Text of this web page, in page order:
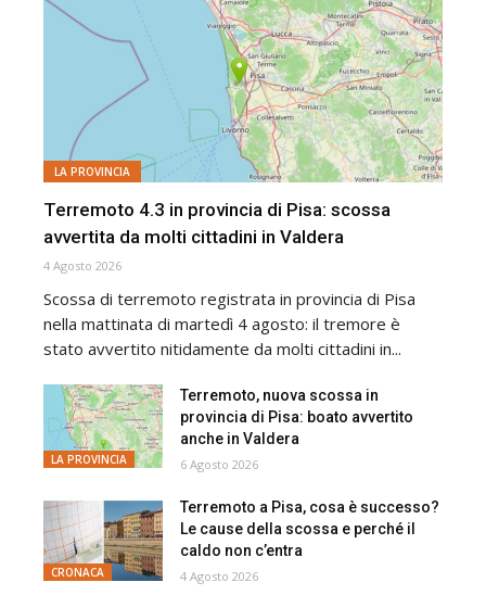
LA PROVINCIA
Terremoto 4.3 in provincia di Pisa: scossa
avvertita da molti cittadini in Valdera
4 Agosto 2026
Scossa di terremoto registrata in provincia di Pisa
nella mattinata di martedì 4 agosto: il tremore è
stato avvertito nitidamente da molti cittadini in...
LA PROVINCIA
Terremoto, nuova scossa in
provincia di Pisa: boato avvertito
anche in Valdera
6 Agosto 2026
CRONACA
Terremoto a Pisa, cosa è successo?
Le cause della scossa e perché il
caldo non c’entra
4 Agosto 2026